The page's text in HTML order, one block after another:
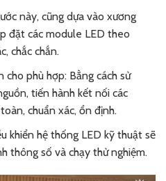
này, cũng dựa vào xương
đặt các module LED theo
chắc chắn.
phù hợp: Bằng cách sử
tiến hành kết nối các
chuẩn xác, ổn định.
khiển hệ thống LED kỹ thuật sẽ
thông số và chạy thử nghiệm.